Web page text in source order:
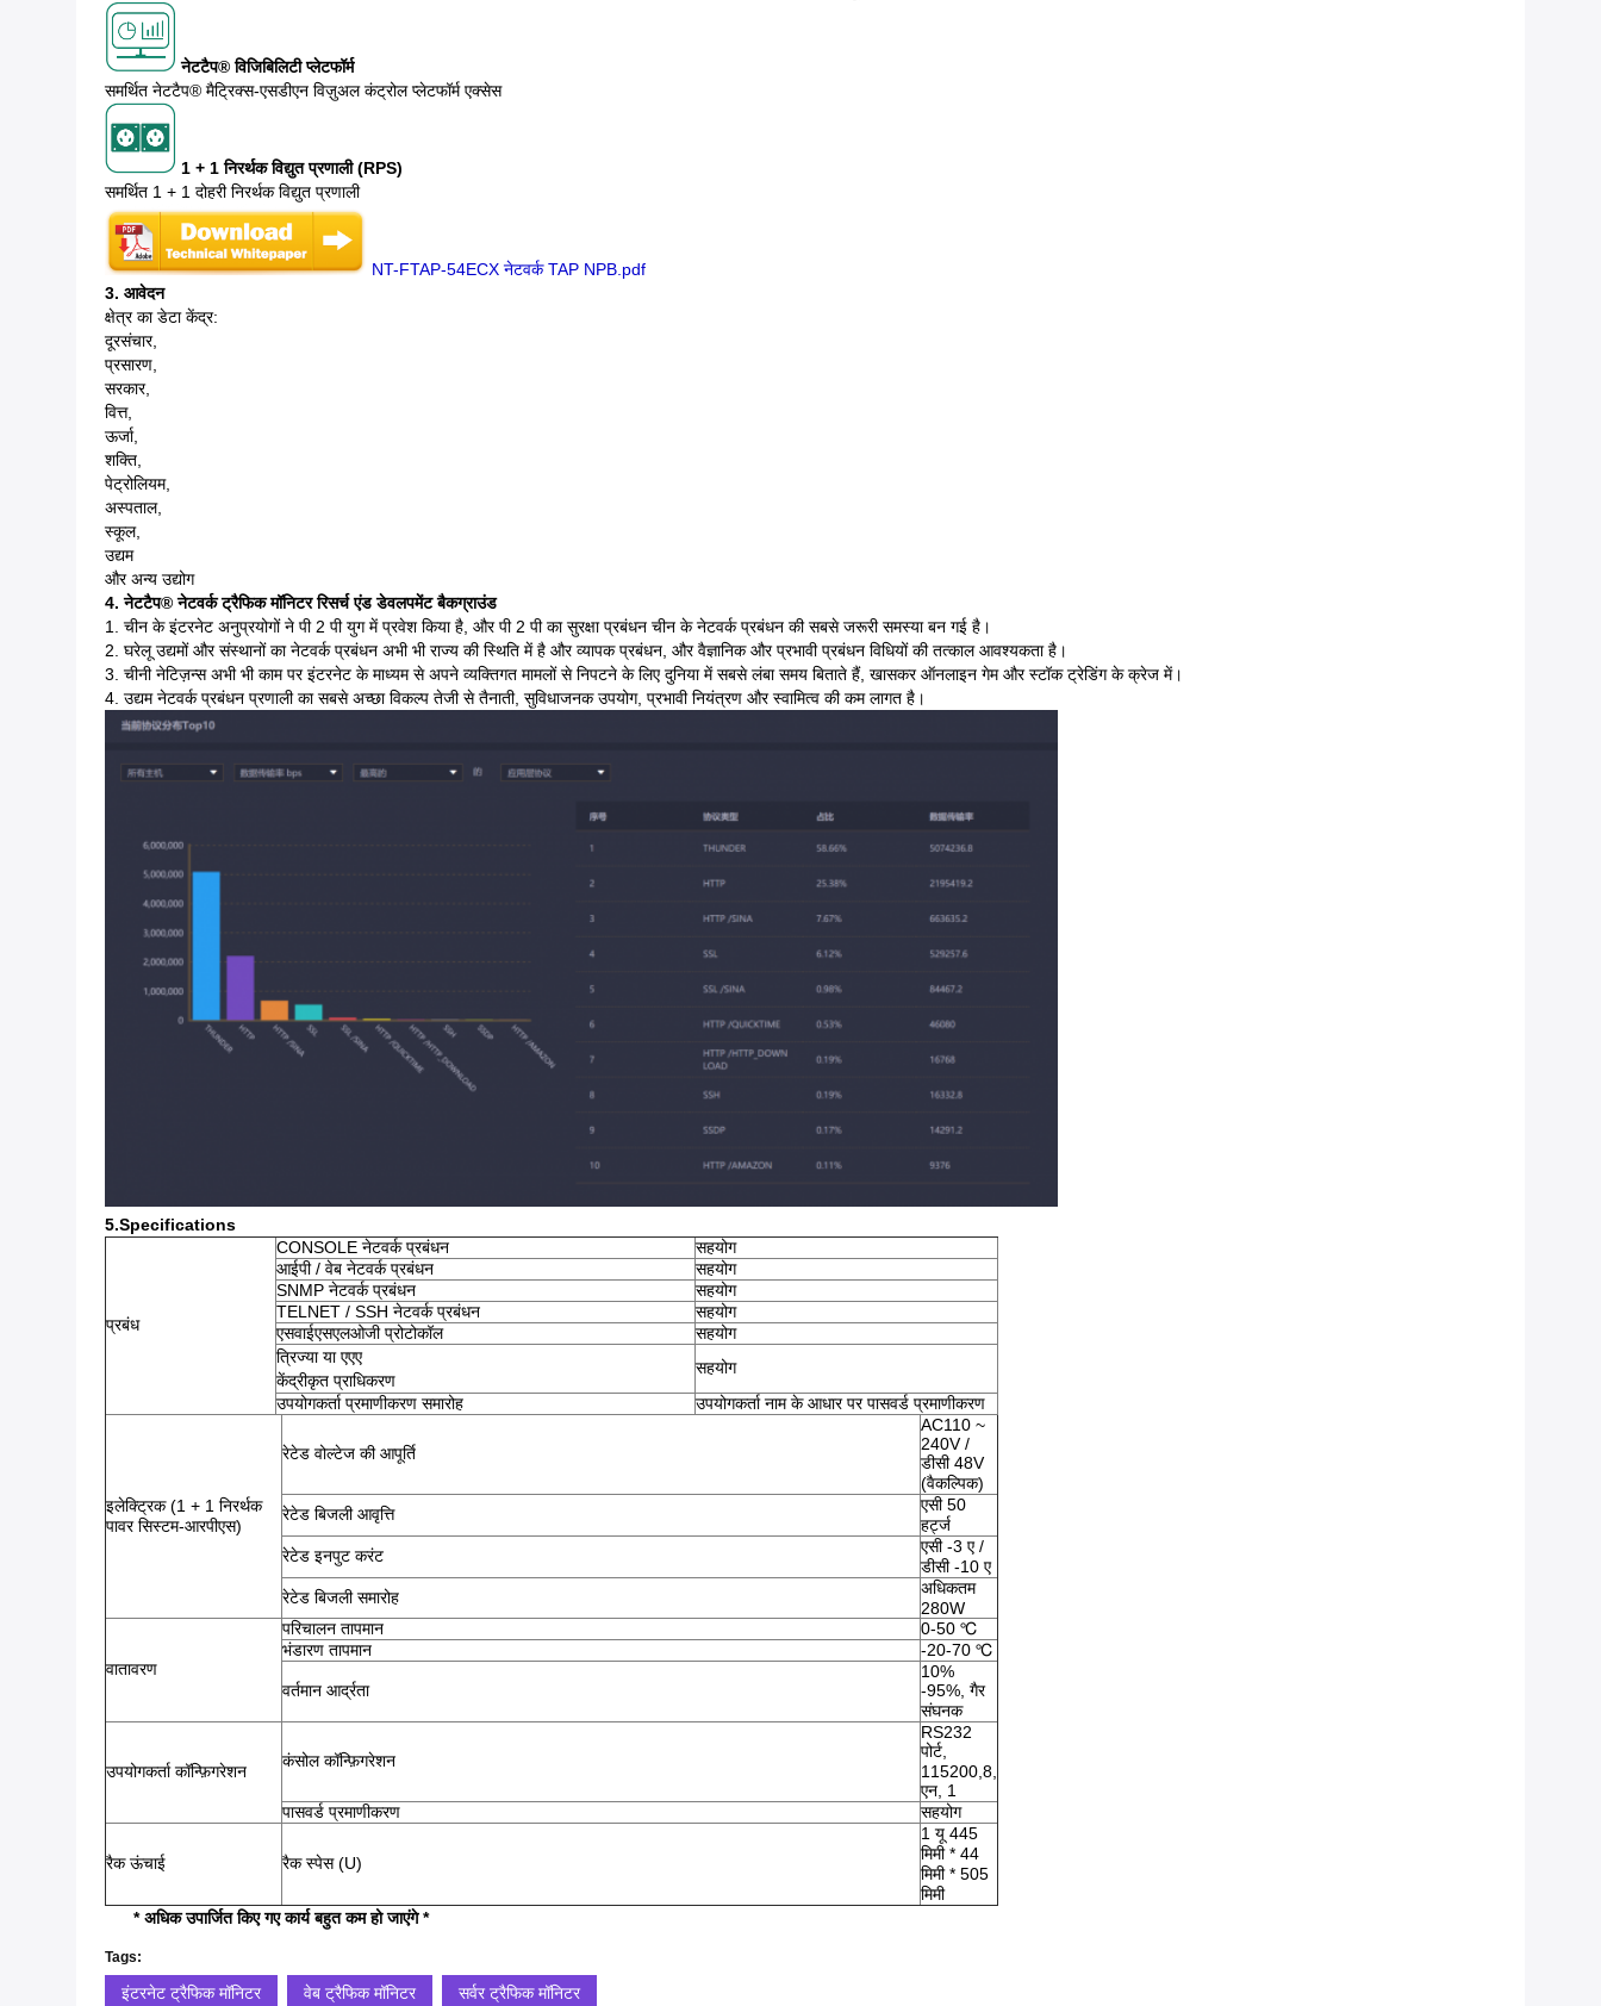
नेटटैप® विजिबिलिटी प्लेटफॉर्म
समर्थित नेटटैप® मैट्रिक्स-एसडीएन विज़ुअल कंट्रोल प्लेटफॉर्म एक्सेस
1 + 1 निरर्थक विद्युत प्रणाली (RPS)
समर्थित 1 + 1 दोहरी निरर्थक विद्युत प्रणाली
NT-FTAP-54ECX नेटवर्क TAP NPB.pdf
3. आवेदन
क्षेत्र का डेटा केंद्र:
दूरसंचार,
प्रसारण,
सरकार,
वित्त,
ऊर्जा,
शक्ति,
पेट्रोलियम,
अस्पताल,
स्कूल,
उद्यम
और अन्य उद्योग
4. नेटटैप® नेटवर्क ट्रैफिक मॉनिटर रिसर्च एंड डेवलपमेंट बैकग्राउंड
1. चीन के इंटरनेट अनुप्रयोगों ने पी 2 पी युग में प्रवेश किया है, और पी 2 पी का सुरक्षा प्रबंधन चीन के नेटवर्क प्रबंधन की सबसे जरूरी समस्या बन गई है।
2. घरेलू उद्यमों और संस्थानों का नेटवर्क प्रबंधन अभी भी राज्य की स्थिति में है और व्यापक प्रबंधन, और वैज्ञानिक और प्रभावी प्रबंधन विधियों की तत्काल आवश्यकता है।
3. चीनी नेटिज़न्स अभी भी काम पर इंटरनेट के माध्यम से अपने व्यक्तिगत मामलों से निपटने के लिए दुनिया में सबसे लंबा समय बिताते हैं, खासकर ऑनलाइन गेम और स्टॉक ट्रेडिंग के क्रेज में।
4. उद्यम नेटवर्क प्रबंधन प्रणाली का सबसे अच्छा विकल्प तेजी से तैनाती, सुविधाजनक उपयोग, प्रभावी नियंत्रण और स्वामित्व की कम लागत है।
5.Specifications
प्रबंध
CONSOLE नेटवर्क प्रबंधन
सहयोग
आईपी ​​/ वेब नेटवर्क प्रबंधन
सहयोग
SNMP नेटवर्क प्रबंधन
सहयोग
TELNET / SSH नेटवर्क प्रबंधन
सहयोग
एसवाईएसएलओजी प्रोटोकॉल
सहयोग
त्रिज्या या एएए
केंद्रीकृत प्राधिकरण
सहयोग
उपयोगकर्ता प्रमाणीकरण समारोह
उपयोगकर्ता नाम के आधार पर पासवर्ड प्रमाणीकरण
इलेक्ट्रिक (1 + 1 निरर्थक
पावर सिस्टम-आरपीएस)
रेटेड वोल्टेज की आपूर्ति
AC110 ~
240V /
डीसी 48V
(वैकल्पिक)
रेटेड बिजली आवृत्ति
एसी 50
हर्ट्ज
रेटेड इनपुट करंट
एसी -3 ए /
डीसी -10 ए
रेटेड बिजली समारोह
अधिकतम
280W
वातावरण
परिचालन तापमान
0-50 ℃
भंडारण तापमान
-20-70 ℃
वर्तमान आर्द्रता
10%
-95%, गैर
संघनक
उपयोगकर्ता कॉन्फ़िगरेशन
कंसोल कॉन्फ़िगरेशन
RS232
पोर्ट,
115200,8,
एन, 1
पासवर्ड प्रमाणीकरण
सहयोग
रैक ऊंचाई रैक स्पेस (U)
1 यू 445
मिमी * 44
मिमी * 505
मिमी
* अधिक उपार्जित किए गए कार्य बहुत कम हो जाएंगे *
Tags:
इंटरनेट ट्रैफिक मॉनिटर वेब ट्रैफिक मॉनिटर सर्वर ट्रैफिक मॉनिटर